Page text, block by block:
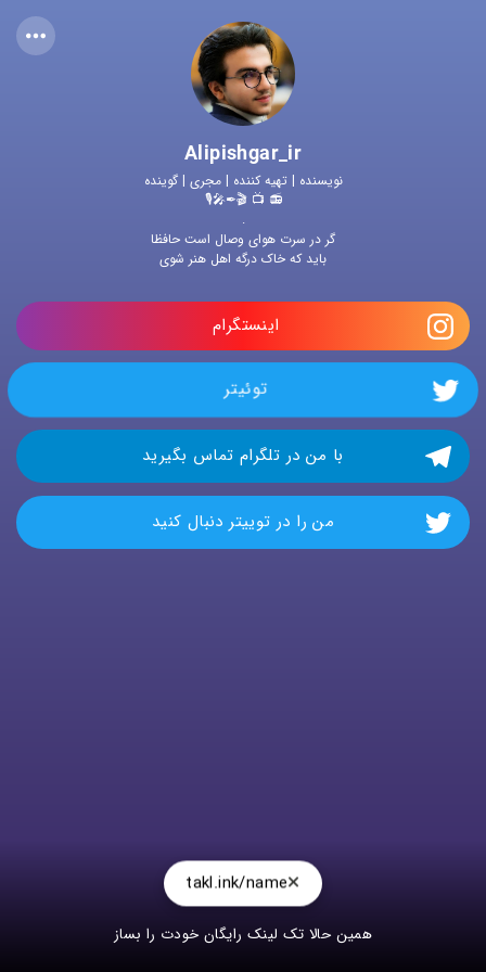
Alipishgar_ir
نویسنده | تهیه کننده | مجری | گوینده
📻 📺 🎬✒🎤🎙
.
گر در سرت هوای وصال است حافظا
باید که خاک درگه اهل هنر شوی
اینستگرام
توئیتر
با من در تلگرام تماس بگیرید
من را در توییتر دنبال کنید
takl.ink/name
همین حالا تک لینک رایگان خودت را بساز